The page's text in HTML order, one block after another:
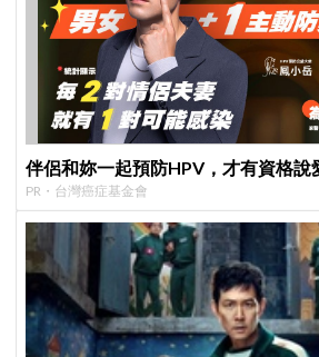
伴侶和妳一起預防HPV，才有資格說
PR・台灣癌症基金會